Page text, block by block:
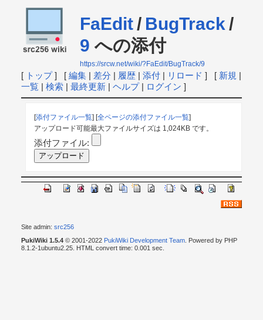
FaEdit/ BugTrack /
9 への添付
https://srcw.net/wiki/?FaEdit/BugTrack/9
[ トップ] [ 編集| 差分 | 履歴| 添付| リロード ] [ 新規 |
一覧| 検索| 最終更新| ヘルプ| ログイン ]
[添付ファイル一覧] [全ページの添付ファイル一覧]
アップロード可能最大ファイルサイズは 1,024KB です。
添付ファイル:
Site admin: src256
PukiWiki 1.5.4© 2001-2022 PukiWiki Development Team. Powered by PHP
8.1.2-1ubuntu2.25. HTML convert time: 0.001 sec.